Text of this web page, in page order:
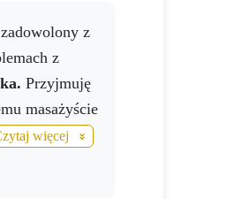
zadowolony z
z
Przyjmuję
masażyście
więcej